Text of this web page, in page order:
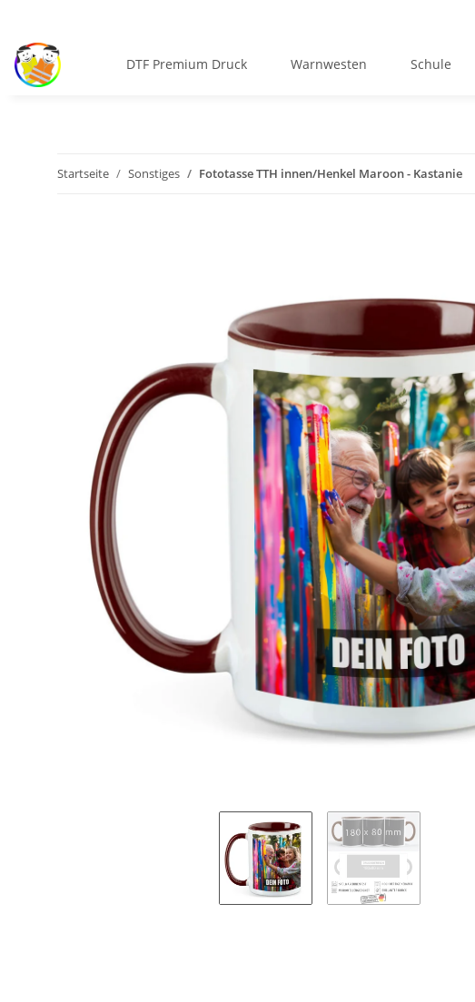
DTF Premium Druck Warnwesten Schule
Startseite Sonstiges Fototasse TTH innen/Henkel Maroon - Kastanie